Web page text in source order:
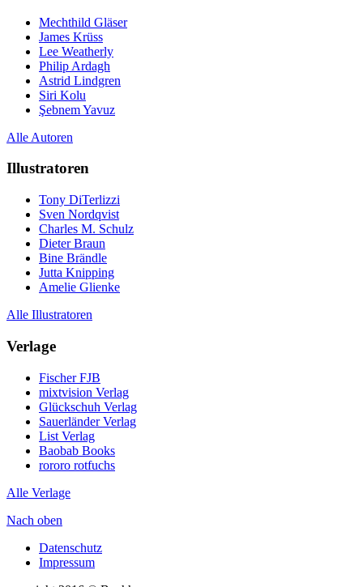
Mechthild Gläser
James Krüss
Lee Weatherly
Philip Ardagh
Astrid Lindgren
Siri Kolu
Şebnem Yavuz‎
Alle Autoren
Illustratoren
Tony DiTerlizzi
Sven Nordqvist
Charles M. Schulz
Dieter Braun
Bine Brändle
Jutta Knipping
Amelie Glienke
Alle Illustratoren
Verlage
Fischer FJB
mixtvision Verlag
Glückschuh Verlag
Sauerländer Verlag
List Verlag
Baobab Books
rororo rotfuchs
Alle Verlage
Nach oben
Datenschutz
Impressum